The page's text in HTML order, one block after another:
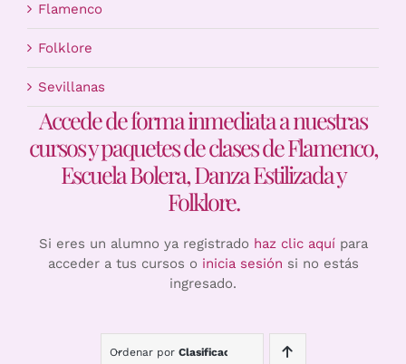
Flamenco
Folklore
Sevillanas
Accede de forma inmediata a nuestras
cursos y paquetes de clases de Flamenco,
Escuela Bolera, Danza Estilizada y
Folklore.
Si eres un alumno ya registrado haz clic aquípara
acceder a tus cursos o inicia sesión si no estás
ingresado.
Ordenar por Clasificación